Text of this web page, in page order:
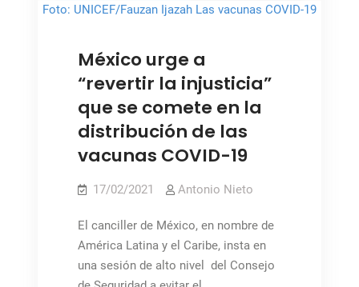
las
19
Foto: UNICEF/Fauzan Ijazah Las vacunas COVID-19
México urge a
“revertir la injusticia”
que se comete en la
distribución de las
vacunas COVID-19
17/02/2021 Antonio Nieto
El canciller de México, en nombre de
América Latina y el Caribe, insta en
una sesión de alto nivel del Consejo